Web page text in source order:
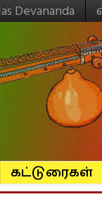
Devananda
கட்டுரைகள்